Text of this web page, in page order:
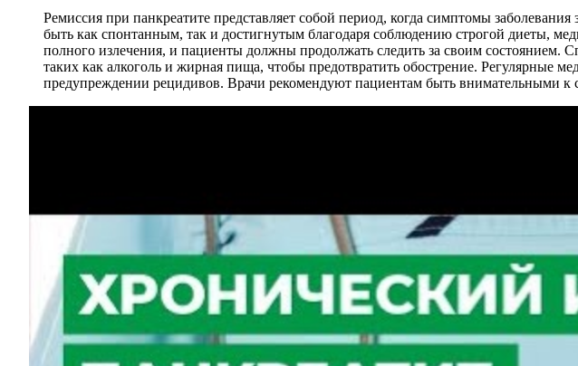
Ремиссия при панкреатите представляет собой период, когда симптомы
быть как спонтанным, так и достигнутым благодаря соблюдению строгой диеты,
полного излечения, и пациенты должны продолжать следить за своим состоянием.
таких как алкоголь и жирная пища, чтобы предотвратить обострение.
предупреждении рецидивов. Врачи рекомендуют пациентам быть внимательными